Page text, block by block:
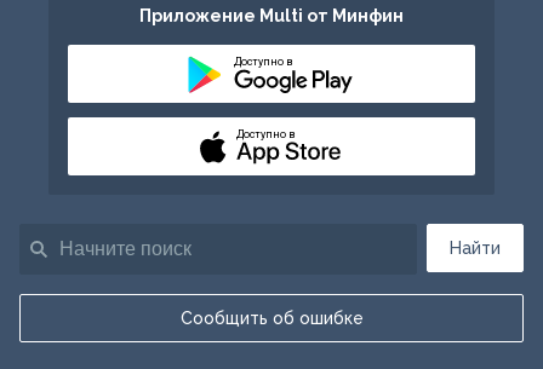
Найти
Сообщить об ошибке
Приложение Multi от Минфин
Доступно в
Доступно в